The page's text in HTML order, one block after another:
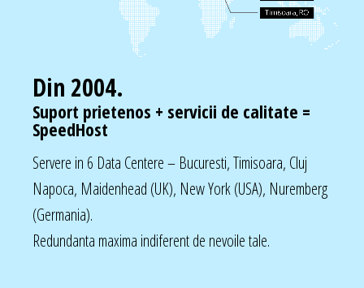
Din 2004.
Suport prietenos + servicii de calitate =
SpeedHost
Servere in 6 Data Centere – Bucuresti, Timisoara, Cluj
Napoca, Maidenhead (UK), New York (USA), Nuremberg
(Germania).
Redundanta maxima indiferent de nevoile tale.